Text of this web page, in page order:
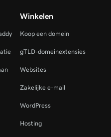
Winkelen
Koop een domein
gTLD-domeinextensies
Websites
Zakelijke e-mail
WordPress
Hosting